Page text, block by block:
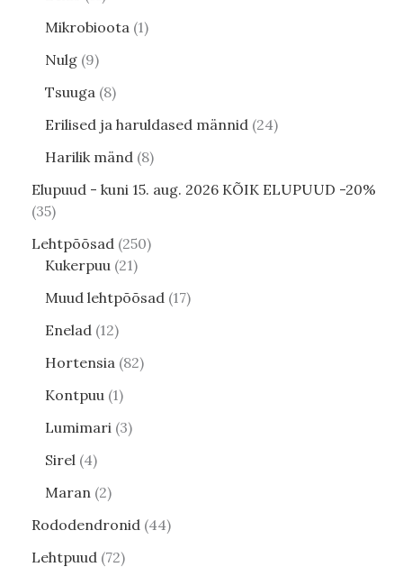
Mikrobioota 1
Nulg 9
Tsuuga 8
Erilised ja haruldased männid 24
Harilik mänd 8
Elupuud - kuni 15. aug. 2026 KÕIK ELUPUUD -20%
35
Lehtpõõsad 250
Kukerpuu 21
Muud lehtpõõsad 17
Enelad 12
Hortensia 82
Kontpuu 1
Lumimari 3
Sirel 4
Maran 2
Rododendronid 44
Lehtpuud 72